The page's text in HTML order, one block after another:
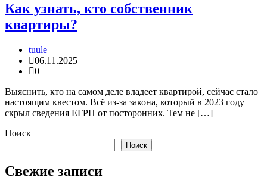
Как узнать, кто собственник
квартиры?
tuule
06.11.2025
0
Выяснить, кто на самом деле владеет квартирой, сейчас стало
настоящим квестом. Всё из-за закона, который в 2023 году
скрыл сведения ЕГРН от посторонних. Тем не […]
Поиск
Поиск
Свежие записи